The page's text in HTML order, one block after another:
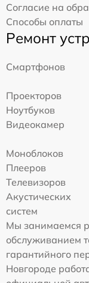
Согласие на
Способы оплаты
Ремонт
Смартфонов
Проекторов
Ноутбуков
Видеокамер
Моноблоков
Плееров
Телевизоров
Акустических
систем
Мы занимаемся
обслуживанием
гарантийного
Новгороде